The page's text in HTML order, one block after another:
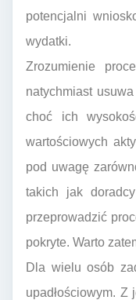
potencjalni
wydatki.
Zrozumienie
natychmiast
choć ich
wartościowych
pod uwagę
takich jak
przeprowadzić
pokryte. Warto
Dla wielu osób
upadłościowym.